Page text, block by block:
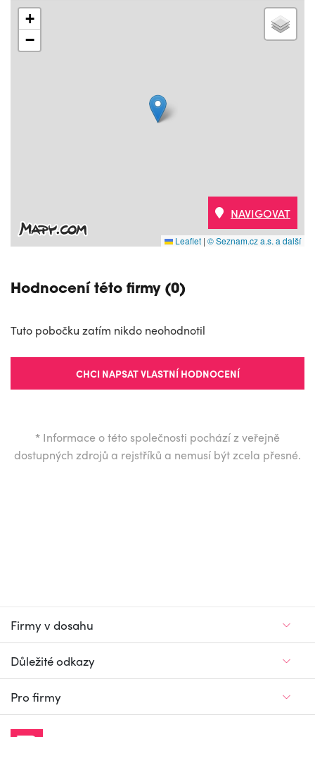
+
−
Leaflet | © Seznam.cz a.s. a další
NAVIGOVAT
Hodnocení této firmy (0)
Tuto pobočku zatím nikdo neohodnotil
CHCI NAPSAT VLASTNÍ HODNOCENÍ
* Informace o této společnosti pochází z veřejně
dostupných zdrojů a rejstříků a nemusí být zcela přesné.
Firmy v dosahu
Důležité odkazy
Pro firmy